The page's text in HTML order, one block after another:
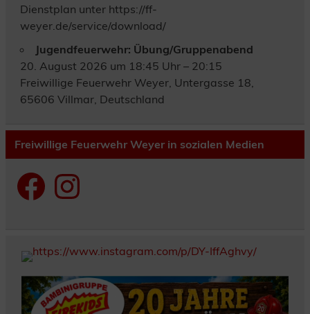
Dienstplan unter https://ff-
weyer.de/service/download/
Jugendfeuerwehr: Übung/Gruppenabend
20. August 2026 um 18:45 Uhr – 20:15
Freiwillige Feuerwehr Weyer, Untergasse 18,
65606 Villmar, Deutschland
Freiwillige Feuerwehr Weyer in sozialen Medien
FacebookInstagram